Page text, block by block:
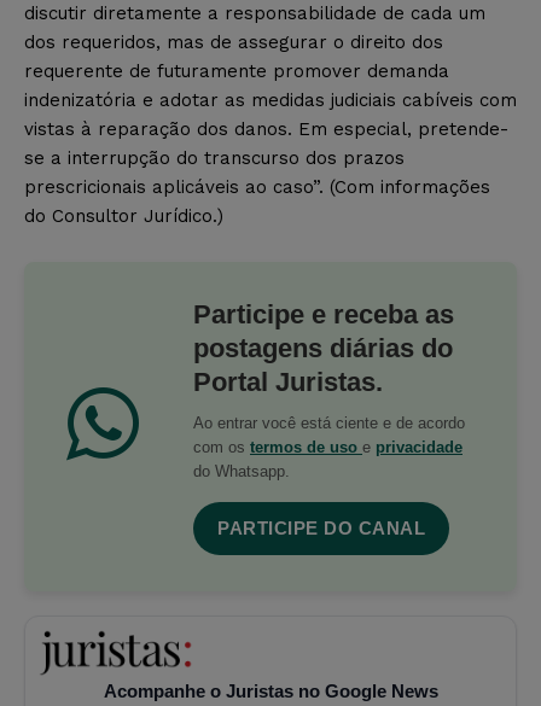
discutir diretamente a responsabilidade de cada um
dos requeridos, mas de assegurar o direito dos
requerente de futuramente promover demanda
indenizatória e adotar as medidas judiciais cabíveis com
vistas à reparação dos danos. Em especial, pretende-
se a interrupção do transcurso dos prazos
prescricionais aplicáveis ao caso”. (Com informações
do Consultor Jurídico.)
Participe e receba as
postagens diárias do
Portal Juristas.
Ao entrar você está ciente e de acordo
com os termos de uso e privacidade
do Whatsapp.
PARTICIPE DO CANAL
Acompanhe o Juristas no Google News